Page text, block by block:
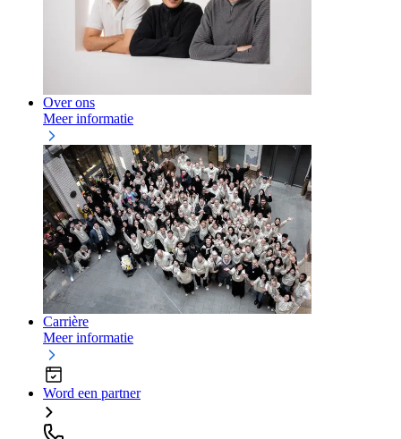
Over ons
Meer informatie
Carrière
Meer informatie
Word een partner